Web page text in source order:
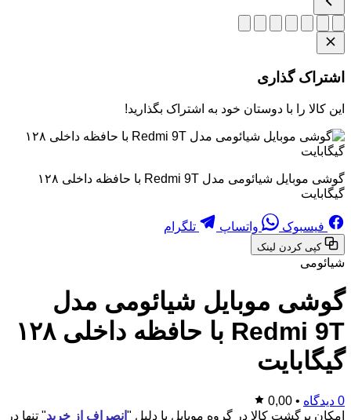
اشتراک گذاری
این کالا را با دوستان خود به اشتراک بگذارید!
گوشی موبایل شیائومی مدل Redmi 9T با حافظه داخلی ۱۲۸
گیگابایت
فیسبوک واتساپ تلگرام
کپی کردن لینک
شیائومی
گوشی موبایل شیائومی مدل
Redmi 9T با حافظه داخلی ۱۲۸
گیگابایت
0 دیدگاه •
0,00
امکان برگشت کالا در گروه موبایل با دلیل " انصراف از خرید" تنها در